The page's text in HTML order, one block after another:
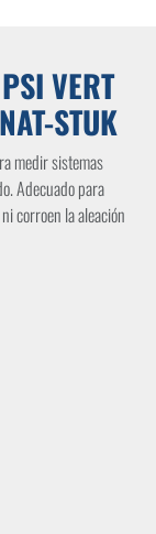
VERT
STUK
medir sistemas
Adecuado para
corroen la aleación